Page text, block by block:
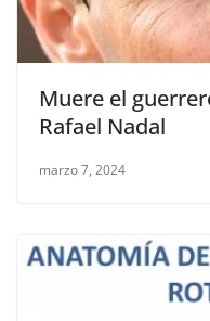
Muere el
Rafael Nadal
marzo 7, 2024